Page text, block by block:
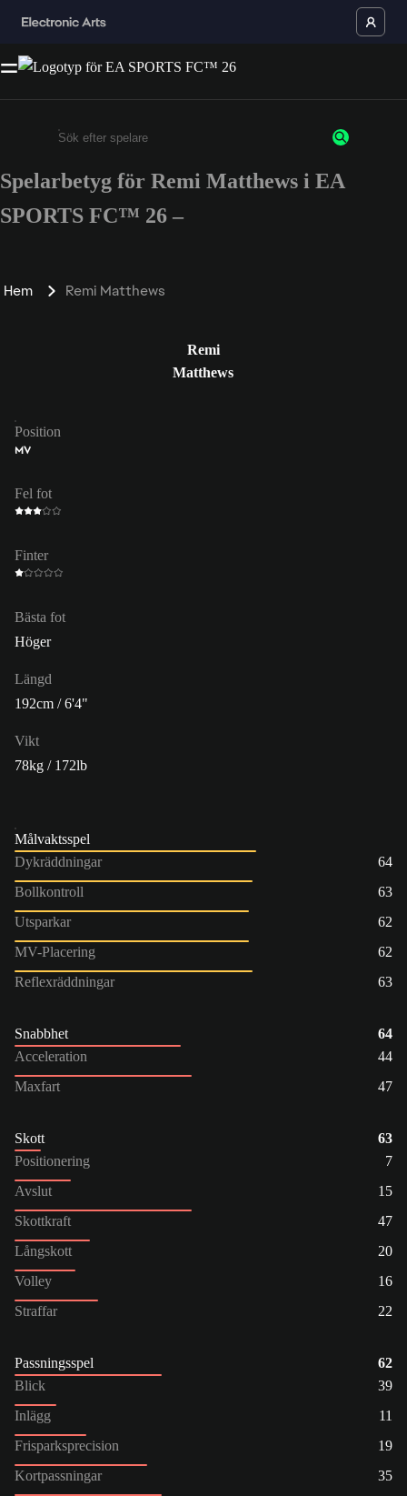
Ange minst 3 tecken eller siffror
Spelarbetyg för Remi Matthews i EA
SPORTS FC™ 26 –
Hem Remi Matthews
Remi
Matthews
Position
MV
Fel fot
Finter
Bästa fot
Höger
Längd
192cm / 6'4"
Vikt
78kg / 172lb
Målvaktsspel
Dykräddningar
64
Bollkontroll
63
Utsparkar
62
MV-Placering
62
Reflexräddningar
63
Snabbhet
64
Acceleration
44
Maxfart
47
Skott
63
Positionering
7
Avslut
15
Skottkraft
47
Långskott
20
Volley
16
Straffar
22
Passningsspel
62
Blick
39
Inlägg
11
Frisparksprecision
19
Kortpassningar
35